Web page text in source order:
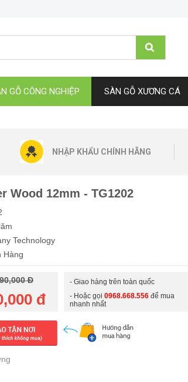
GỖ CÔNG NGHIỆP SÀN GỖ XƯƠNG CÁ
NHẬP KHẨU CHÍNH HÃNG
Wood 12mm - TG1202
Technology
Hàng
Đ
đ
- Giao hàng trên toàn quốc
- Hoặc gọi 0968.668.556 để mua
nhanh nhất